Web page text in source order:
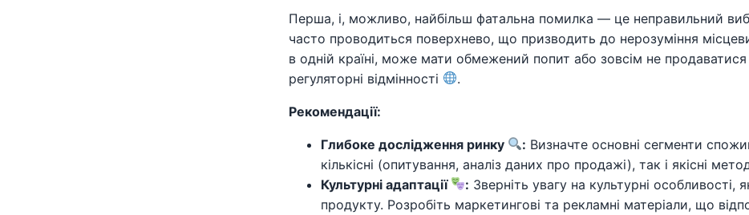
Перша, і, можливо, найбільш фатальна помилка — це неправильний
часто проводиться поверхнево, що призводить до нерозуміння
в одній країні, може мати обмежений попит або зовсім не продаватися
регуляторні відмінності
.
Рекомендації:
Глибоке дослідження ринку : Визначте основні сегменти
кількісні (опитування, аналіз даних про продажі), так і якісні
Культурні адаптації
: Зверніть увагу на культурні
продукту. Розробіть маркетингові та рекламні матеріали, що